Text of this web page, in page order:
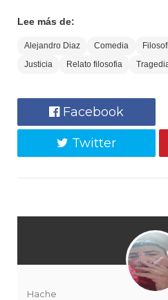
Lee más de:
Alejandro Diaz Comedia
Justicia
Relato filosofia
Facebook
Twitter
Hache